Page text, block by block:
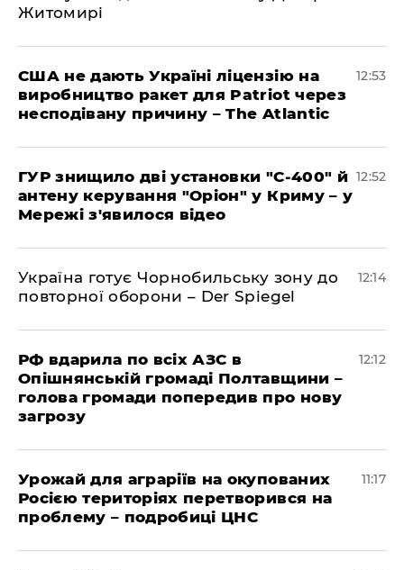
Житомирі
США не дають Україні ліцензію на
виробництво ракет для Patriot через
несподівану причину – The Atlantic
12:53
ГУР знищило дві установки "С-400" й
антену керування "Оріон" у Криму – у
Мережі з'явилося відео
12:52
Україна готує Чорнобильську зону до
повторної оборони – Der Spiegel
12:14
РФ вдарила по всіх АЗС в
Опішнянській громаді Полтавщини –
голова громади попередив про нову
загрозу
12:12
Урожай для аграріїв на окупованих
Росією територіях перетворився на
проблему – подробиці ЦНС
11:17